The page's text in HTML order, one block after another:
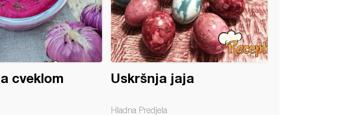
cveklom Uskršnja jaja
Hladna Predjela